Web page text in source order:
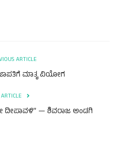
ARTICLE
ಮಾತೃ ವಿಯೋಗ
ದೀಪಾವಳಿ” — ಶಿವರಾಜ ಅಂಡಗಿ